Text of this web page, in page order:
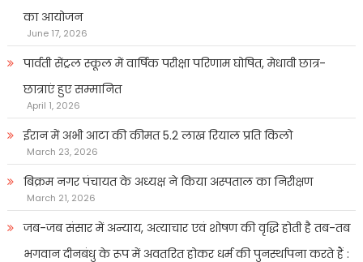
का आयोजन
June 17, 2026
पार्वती सेंट्रल स्कूल में वार्षिक परीक्षा परिणाम घोषित, मेधावी छात्र-
छात्राएं हुए सम्मानित
April 1, 2026
ईरान में अभी आटा की कीमत 5.2 लाख रियाल प्रति किलो
March 23, 2026
बिक्रम नगर पंचायत के अध्यक्ष ने किया अस्पताल का निरीक्षण
March 21, 2026
जब-जब संसार में अन्याय, अत्याचार एवं शोषण की वृद्धि होती है तब-तब
भगवान दीनबंधु के रूप में अवतरित होकर धर्म की पुनर्स्थापना करते हैं :